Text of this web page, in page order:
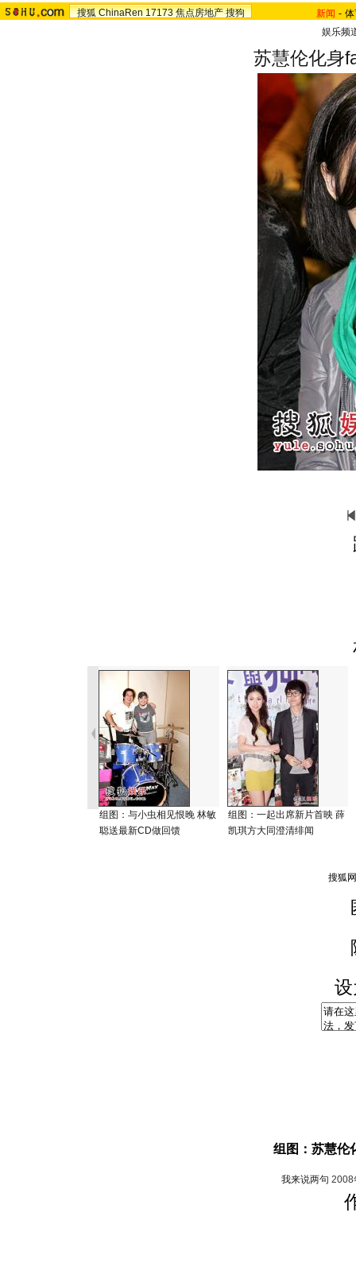
搜狐 ChinaRen 17173 焦点房地产 搜狗 新闻 -
娱乐频
苏慧伦化身
组图：与小虫相见恨晚 林敏
聪送最新CD做回馈
组图：一起出席新片首映 薛
凯琪方大同澄清绯闻
组图：苏慧伦
我来说两句 2008